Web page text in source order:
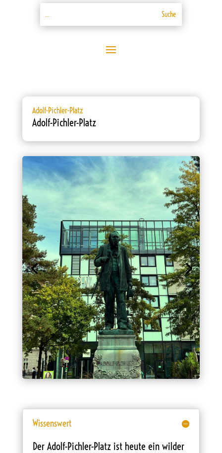
Adolf-Pichler-Platz
Adolf-Pichler-Platz
Wissenswert
Der Adolf-Pichler-Platz ist heute ein wilder